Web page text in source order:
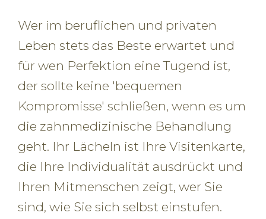
Wer im beruflichen und privaten
Leben stets das Beste erwartet und
für wen Perfektion eine Tugend ist,
der sollte keine 'bequemen
Kompromisse' schließen, wenn es um
die zahnmedizinische Behandlung
geht. Ihr Lächeln ist Ihre Visitenkarte,
die Ihre Individualität ausdrückt und
Ihren Mitmenschen zeigt, wer Sie
sind, wie Sie sich selbst einstufen.